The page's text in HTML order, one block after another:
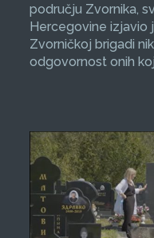
području Zvornika,
Hercegovine izjavio
Zvorničkoj brigadi
odgovornost onih